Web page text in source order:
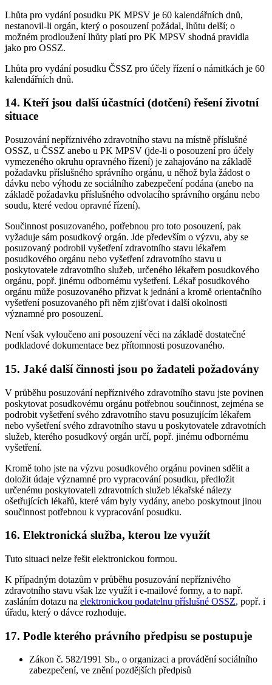
Lhůta pro vydání posudku PK MPSV je 60 kalendářních dnů,
nestanovil-li orgán, který o posouzení požádal, lhůtu delší; o
možném prodloužení lhůty platí pro PK MPSV shodná pravidla
jako pro OSSZ.
Lhůta pro vydání posudku ČSSZ pro účely řízení o námitkách je 60
kalendářních dnů.
14. Kteří jsou další účastníci (dotčení) řešení životní
situace
Posuzování nepříznivého zdravotního stavu na místně příslušné
OSSZ, u ČSSZ anebo u PK MPSV (jde-li o posouzení pro účely
vymezeného okruhu opravného řízení) je zahajováno na základě
požadavku příslušného správního orgánu, u něhož byla žádost o
dávku nebo výhodu ze sociálního zabezpečení podána (anebo na
základě požadavku příslušného odvolacího správního orgánu nebo
soudu, které vedou opravné řízení).
Součinnost posuzovaného, potřebnou pro toto posouzení, pak
vyžaduje sám posudkový orgán. Jde především o výzvu, aby se
posuzovaný podrobil vyšetření zdravotního stavu lékařem
posudkového orgánu nebo vyšetření zdravotního stavu u
poskytovatele zdravotního služeb, určeného lékařem posudkového
orgánu, popř. jinému odbornému vyšetření. Lékař posudkového
orgánu může posuzovaného přizvat k jednání a kromě orientačního
vyšetření posuzovaného při něm zjišťovat i další okolnosti
významné pro posouzení.
Není však vyloučeno ani posouzení věci na základě dostatečné
podkladové dokumentace bez přítomnosti posuzovaného.
15. Jaké další činnosti jsou po žadateli požadovány
V průběhu posuzování nepříznivého zdravotního stavu jste povinen
poskytovat posudkovému orgánu potřebnou součinnost, zejména se
podrobit vyšetření svého zdravotního stavu posuzujícím lékařem
nebo vyšetření svého zdravotního stavu u poskytovatele zdravotních
služeb, kterého posudkový orgán určí, popř. jinému odbornému
vyšetření.
Kromě toho jste na výzvu posudkového orgánu povinen sdělit a
doložit údaje významné pro vypracování posudku, předložit
určenému poskytovateli zdravotních služeb lékařské nálezy
ošetřujících lékařů, které vám byly vydány, anebo poskytnout jinou
součinnost potřebnou k vypracování posudku.
16. Elektronická služba, kterou lze využít
Tuto situaci nelze řešit elektronickou formou.
K případným dotazům v průběhu posuzování nepříznivého
zdravotního stavu však lze využít i e-mailové formy, a to např.
zasláním dotazu na elektronickou podatelnu příslušné OSSZ, popř. i
úřadu, který o dávce rozhoduje.
17. Podle kterého právního předpisu se postupuje
Zákon č. 582/1991 Sb., o organizaci a provádění sociálního
zabezpečení, ve znění pozdějších předpisů